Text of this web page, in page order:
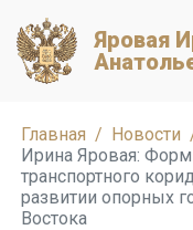
Яровая
Главная Новости
Ирина Яровая:
транспортного
развитии опорных
Востока